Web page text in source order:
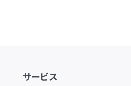
サービス